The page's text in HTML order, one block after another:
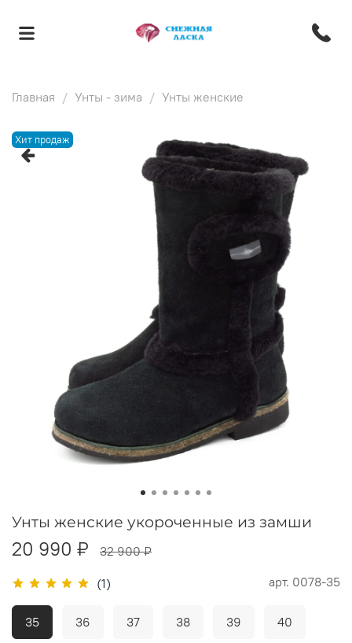
Главная Унты - зима Унты женские
Хит продаж
(1) арт. 0078-35
Унты женские укороченные из замши
20 990 ₽ 32 900 ₽
35 36 37 38 39 40